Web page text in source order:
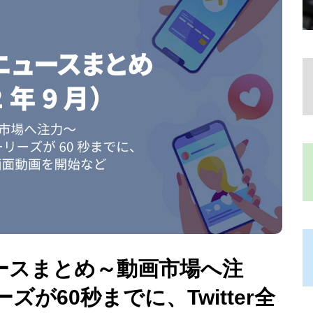
まとめ～動画市場へ注
ズが60秒までに、Twitter全